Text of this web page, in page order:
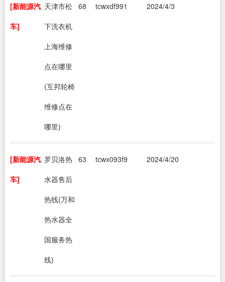
[新能源汽
车]
天津市松
下洗衣机
上海维修
点在哪里
(互邦轮椅
维修点在
哪里)
68 tcwxdf991 2024/4/3
[新能源汽
车]
罗贝洛热
水器售后
热线(万和
热水器全
国服务热
线)
63 tcwx093f9 2024/4/20